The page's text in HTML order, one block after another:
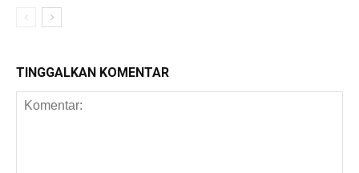
TINGGALKAN KOMENTAR